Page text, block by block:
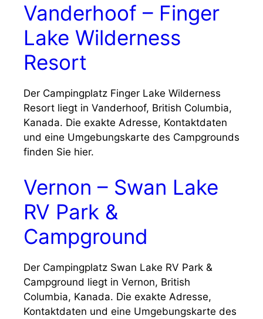
Vanderhoof – Finger
Lake Wilderness
Resort
Der Campingplatz Finger Lake Wilderness
Resort liegt in Vanderhoof, British Columbia,
Kanada. Die exakte Adresse, Kontaktdaten
und eine Umgebungskarte des Campgrounds
finden Sie hier.
Vernon – Swan Lake
RV Park &
Campground
Der Campingplatz Swan Lake RV Park &
Campground liegt in Vernon, British
Columbia, Kanada. Die exakte Adresse,
Kontaktdaten und eine Umgebungskarte des